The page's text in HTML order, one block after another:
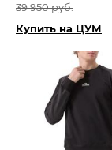
39 950 руб.
Купить на ЦУМ